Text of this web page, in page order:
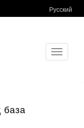
Русский
Toggle